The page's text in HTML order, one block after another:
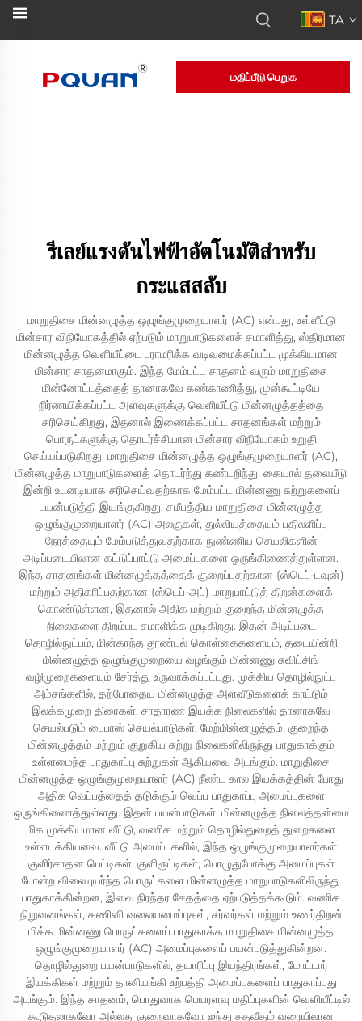
TA
மதிப்பீடு பெறுக
รีเลย์แรงดันไฟฟ้าอัตโนมัติสำหรับ
กระแสสลับ
மாறுதிசை மின்னழுத்த ஒழுங்குமுறையாளர் (AC) என்பது, உள்ளீட்டு
மின்சார விநியோகத்தில் ஏற்படும் மாறுபாடுகளைச் சமாளித்து, ஸ்திரமான
மின்னழுத்த வெளியீட்டை பராமரிக்க வடிவமைக்கப்பட்ட முக்கியமான
மின்சார சாதனமாகும். இந்த மேம்பட்ட சாதனம் வரும் மாறுதிசை
மின்னோட்டத்தைத் தானாகவே கண்காணித்து, முன்கூட்டியே
நிர்ணயிக்கப்பட்ட அளவுகளுக்கு வெளியீட்டு மின்னழுத்தத்தை
சரிசெய்கிறது, இதனால் இணைக்கப்பட்ட சாதனங்கள் மற்றும்
பொருட்களுக்கு தொடர்ச்சியான மின்சார விநியோகம் உறுதி
செய்யப்படுகிறது. மாறுதிசை மின்னழுத்த ஒழுங்குமுறையாளர் (AC),
மின்னழுத்த மாறுபாடுகளைத் தொடர்ந்து கண்டறிந்து, கையால் தலையீடு
இன்றி உடனடியாக சரிசெய்வதற்காக மேம்பட்ட மின்னணு சுற்றுகளைப்
பயன்படுத்தி இயங்குகிறது. சமீபத்திய மாறுதிசை மின்னழுத்த
ஒழுங்குமுறையாளர் (AC) அலகுகள், துல்லியத்தையும் பதிலளிப்பு
நேரத்தையும் மேம்படுத்துவதற்காக நுண்ணிய செயலிகளின்
அடிப்படையிலான கட்டுப்பாட்டு அமைப்புகளை ஒருங்கிணைத்துள்ளன.
இந்த சாதனங்கள் மின்னழுத்தத்தைக் குறைப்பதற்கான (ஸ்டெப்-டவுன்)
மற்றும் அதிகரிப்பதற்கான (ஸ்டெப்-அப்) மாறுபாட்டுத் திறன்களைக்
கொண்டுள்ளன, இதனால் அதிக மற்றும் குறைந்த மின்னழுத்த
நிலைகளை திறம்பட சமாளிக்க முடிகிறது. இதன் அடிப்படை
தொழில்நுட்பம், மின்காந்த தூண்டல் கொள்கைகளையும், தடையின்றி
மின்னழுத்த ஒழுங்குமுறையை வழங்கும் மின்னணு சுவிட்சிங்
வழிமுறைகளையும் சேர்த்து உருவாக்கப்பட்டது. முக்கிய தொழில்நுட்ப
அம்சங்களில், தற்போதைய மின்னழுத்த அளவீடுகளைக் காட்டும்
இலக்கமுறை திரைகள், சாதாரண இயக்க நிலைகளில் தானாகவே
செயல்படும் பைபாஸ் செயல்பாடுகள், மேற்மின்னழுத்தம், குறைந்த
மின்னழுத்தம் மற்றும் குறுகிய சுற்று நிலைகளிலிருந்து பாதுகாக்கும்
உள்ளமைந்த பாதுகாப்பு சுற்றுகள் ஆகியவை அடங்கும். மாறுதிசை
மின்னழுத்த ஒழுங்குமுறையாளர் (AC) நீண்ட கால இயக்கத்தின் போது
அதிக வெப்பத்தைத் தடுக்கும் வெப்ப பாதுகாப்பு அமைப்புகளை
ஒருங்கிணைத்துள்ளது. இதன் பயன்பாடுகள், மின்னழுத்த நிலைத்தன்மை
மிக முக்கியமான வீட்டு, வணிக மற்றும் தொழில்துறைத் துறைகளை
உள்ளடக்கியவை. வீட்டு அமைப்புகளில், இந்த ஒழுங்குமுறையாளர்கள்
குளிர்சாதன பெட்டிகள், குளிரூட்டிகள், பொழுதுபோக்கு அமைப்புகள்
போன்ற விலையுயர்ந்த பொருட்களை மின்னழுத்த மாறுபாடுகளிலிருந்து
பாதுகாக்கின்றன, இவை நிரந்தர சேதத்தை ஏற்படுத்தக்கூடும். வணிக
நிறுவனங்கள், கணினி வலையமைப்புகள், சர்வர்கள் மற்றும் உணர்திறன்
மிக்க மின்னணு பொருட்களைப் பாதுகாக்க மாறுதிசை மின்னழுத்த
ஒழுங்குமுறையாளர் (AC) அமைப்புகளைப் பயன்படுத்துகின்றன.
தொழில்துறை பயன்பாடுகளில், தயாரிப்பு இயந்திரங்கள், மோட்டார்
இயக்கிகள் மற்றும் தானியங்கி உற்பத்தி அமைப்புகளைப் பாதுகாப்பது
அடங்கும். இந்த சாதனம், பொதுவாக பெயரளவு மதிப்புகளின் வெளியீட்டில்
கூடுதலாகவோ அல்லது குறைவாகவோ ஐந்து சதவீதம் வரையிலான